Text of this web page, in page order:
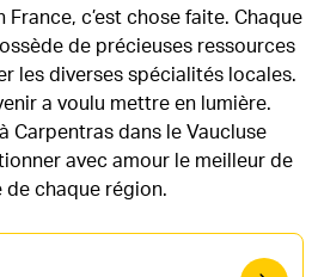
c’est chose faite. Chaque
de précieuses ressources
les diverses spécialités locales.
a voulu mettre en lumière.
Carpentras dans le Vaucluse
avec amour le meilleur de
de chaque région.